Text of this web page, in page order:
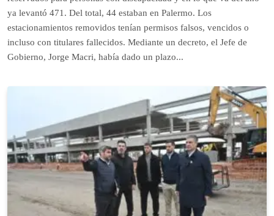
ya levantó 471. Del total, 44 estaban en Palermo. Los
estacionamientos removidos tenían permisos falsos, vencidos o
incluso con titulares fallecidos. Mediante un decreto, el Jefe de
Gobierno, Jorge Macri, había dado un plazo...